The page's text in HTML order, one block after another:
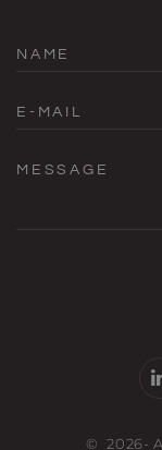
NAME
E-MAIL
MESSAGE
© 2026-